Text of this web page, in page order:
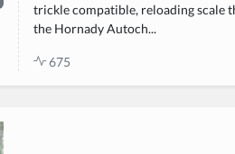
trickle compatible, reloading scale
the Hornady Autoch...
675